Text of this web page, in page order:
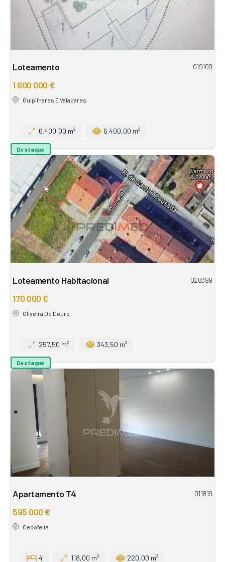
Loteamento 019109
1 600 000 €
Gulpilhares E Valadares
6.400,00 m² 6.400,00 m²
Destaque
Loteamento Habitacional 028399
170 000 €
Oliveira Do Douro
257,50 m² 343,50 m²
Destaque
Apartamento T4 011819
595 000 €
Cedofeita
4 118,00 m² 220,00 m²